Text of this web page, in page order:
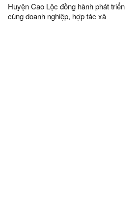
Huyện Cao Lộc đồng hành phát triển
cùng doanh nghiệp, hợp tác xã